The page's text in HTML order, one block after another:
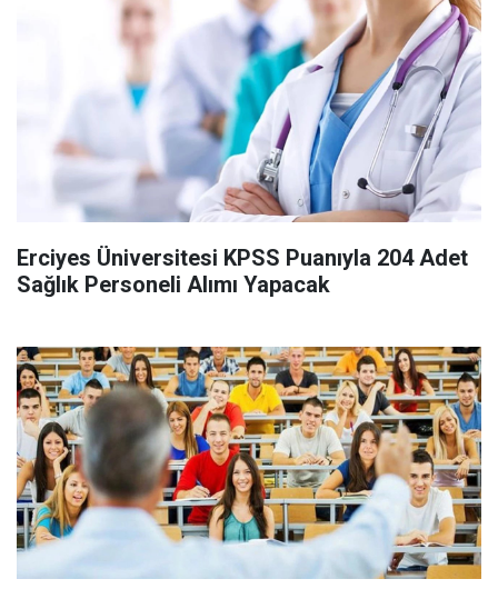
Erciyes Üniversitesi KPSS Puanıyla 204 Adet
Sağlık Personeli Alımı Yapacak